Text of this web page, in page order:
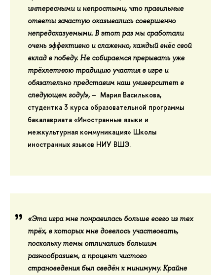
интересными и непростыми, что правильные
ответы зачастую оказывались совершенно
непредсказуемыми. В этот раз мы сработали
очень эффективно и слаженно, каждый внёс свой
вклад в победу. Не собираемся прерывать уже
трёхлетнюю традицию участия в игре и
обязательно представим наш университет в
следующем году!»,– Мария Василькова,
студентка 3 курса образовательной программы
бакалавриата «Иностранные языки и
межкультурная коммуникация» Школы
иностранных языков НИУ ВШЭ.
«Эта игра мне понравилась больше всего из тех
трёх, в которых мне довелось участвовать,
поскольку темы отличались большим
разнообразием, а процент чистого
страноведения был сведён к минимуму. Крайне